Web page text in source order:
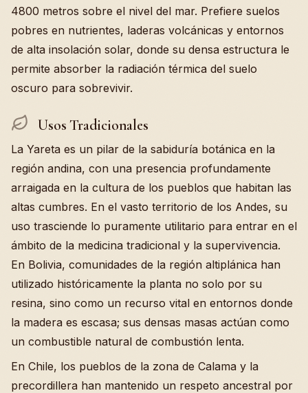
4800 metros sobre el nivel del mar. Prefiere suelos
pobres en nutrientes, laderas volcánicas y entornos
de alta insolación solar, donde su densa estructura le
permite absorber la radiación térmica del suelo
oscuro para sobrevivir.
Usos Tradicionales
La Yareta es un pilar de la sabiduría botánica en la
región andina, con una presencia profundamente
arraigada en la cultura de los pueblos que habitan las
altas cumbres. En el vasto territorio de los Andes, su
uso trasciende lo puramente utilitario para entrar en el
ámbito de la medicina tradicional y la supervivencia.
En Bolivia, comunidades de la región altiplánica han
utilizado históricamente la planta no solo por su
resina, sino como un recurso vital en entornos donde
la madera es escasa; sus densas masas actúan como
un combustible natural de combustión lenta.
En Chile, los pueblos de la zona de Calama y la
precordillera han mantenido un respeto ancestral por